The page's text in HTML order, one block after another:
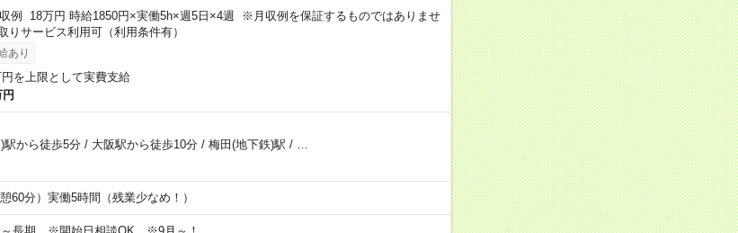
例 18万円 時給1850円×実働5h×週5日×4週 ※月収例を保証するものではありませ
りサービス利用可（利用条件有）
あり
を上限として実費支給
駅から徒歩5分/ 大阪駅から徒歩10分/ 梅田(地下鉄)駅 /
60分）実働5時間（残業少なめ！）